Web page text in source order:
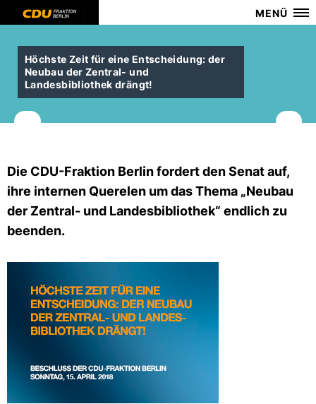
MENÜ
Höchste Zeit für eine Entscheidung: der
Neubau der Zentral- und
Landesbibliothek drängt!
Die CDU-Fraktion Berlin fordert den Senat auf,
ihre internen Querelen um das Thema „Neubau
der Zentral- und Landesbibliothek“ endlich zu
beenden.